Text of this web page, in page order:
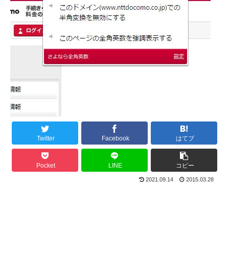
Twitter Facebook はてブ
Pocket LINE コピー
2021.09.14 2015.03.28